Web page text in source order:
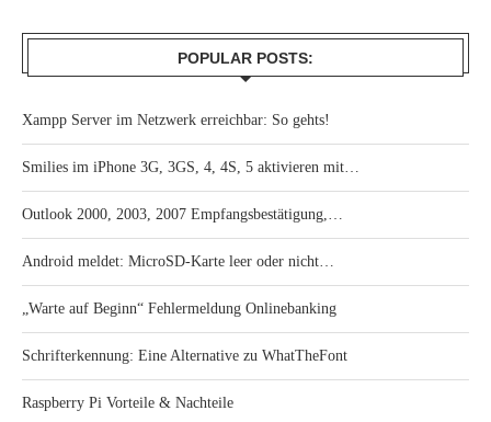
POPULAR POSTS:
Xampp Server im Netzwerk erreichbar: So gehts!
Smilies im iPhone 3G, 3GS, 4, 4S, 5 aktivieren mit…
Outlook 2000, 2003, 2007 Empfangsbestätigung,…
Android meldet: MicroSD-Karte leer oder nicht…
„Warte auf Beginn“ Fehlermeldung Onlinebanking
Schrifterkennung: Eine Alternative zu WhatTheFont
Raspberry Pi Vorteile & Nachteile